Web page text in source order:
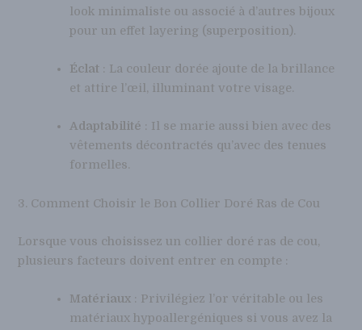
look minimaliste ou associé à d’autres bijoux
pour un effet layering (superposition).
Éclat : La couleur dorée ajoute de la brillance
et attire l’œil, illuminant votre visage.
Adaptabilité : Il se marie aussi bien avec des
vêtements décontractés qu’avec des tenues
formelles.
3. Comment Choisir le Bon Collier Doré Ras de Cou
Lorsque vous choisissez un collier doré ras de cou,
plusieurs facteurs doivent entrer en compte :
Matériaux : Privilégiez l’or véritable ou les
matériaux hypoallergéniques si vous avez la